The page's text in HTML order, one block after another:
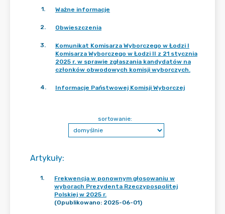
1. Ważne informacje
2. Obwieszczenia
3.
Komunikat Komisarza Wyborczego w Łodzi I
Komisarza Wyborczego w Łodzi II z 21 stycznia
2025 r. w sprawie zgłaszania kandydatów na
członków obwodowych komisji wyborczych.
4. Informacje Państwowej Komisji Wyborczej
Artykuły:
sortowanie:
1.
Frekwencja w ponownym głosowaniu w
wyborach Prezydenta Rzeczypospolitej
Polskiej w 2025 r.
(Opublikowano: 2025-06-01)